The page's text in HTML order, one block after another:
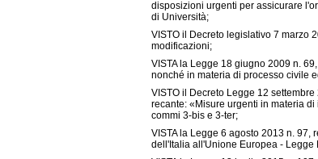
disposizioni urgenti per assicurare
di Università;
VISTO il Decreto legislativo 7 marzo
modificazioni;
VISTA la Legge 18 giugno 2009 n.
nonché in materia di processo civile
VISTO il Decreto Legge 12
recante: «Misure urgenti in materia
commi 3-bis e 3-ter;
VISTA la Legge 6 agosto 2013 n.
dell'Italia all'Unione Europea -